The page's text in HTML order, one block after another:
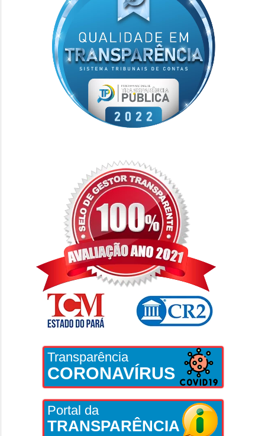
Transparência
CORONAVÍRUS
Portal da
TRANSPARÊNCIA